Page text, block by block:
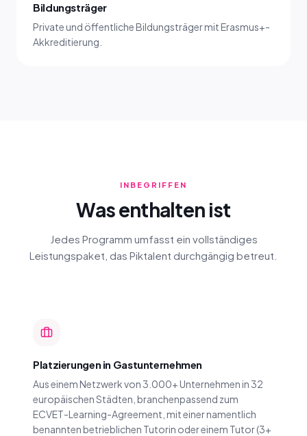
Bildungsträger
Private und öffentliche Bildungsträger mit Erasmus+-
Akkreditierung.
INBEGRIFFEN
Was enthalten ist
Jedes Programm umfasst ein vollständiges
Leistungspaket, das Piktalent durchgängig betreut.
Platzierungen in Gastunternehmen
Aus einem Netzwerk von 3.000+ Unternehmen in 32
europäischen Städten, branchenpassend zum
ECVET-Learning-Agreement, mit einer namentlich
benannten betrieblichen Tutorin oder einem Tutor (3+